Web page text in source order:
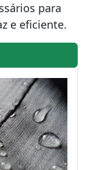
para
e eficiente.